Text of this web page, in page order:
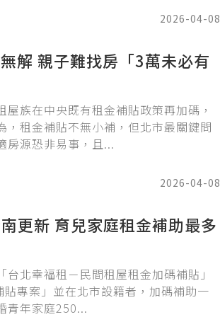
2026-04-08
解 親子難找房「3萬未必有
屋族在中央既有租金補貼政策再加碼，
租金補貼不無小補，但北市最關鍵問
房源恐非易事，且...
2026-04-08
更新 育兒家庭租金補助最多
北幸福租－民間租屋租金加碼補貼」
專案」並在北市設籍者，加碼補助一
青年家庭250...